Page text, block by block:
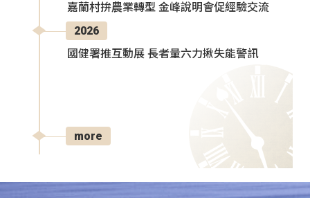
嘉蘭村拚農業轉型 金峰說明會促經驗交流
2026
國健署推互動展 長者量六力揪失能警訊
more